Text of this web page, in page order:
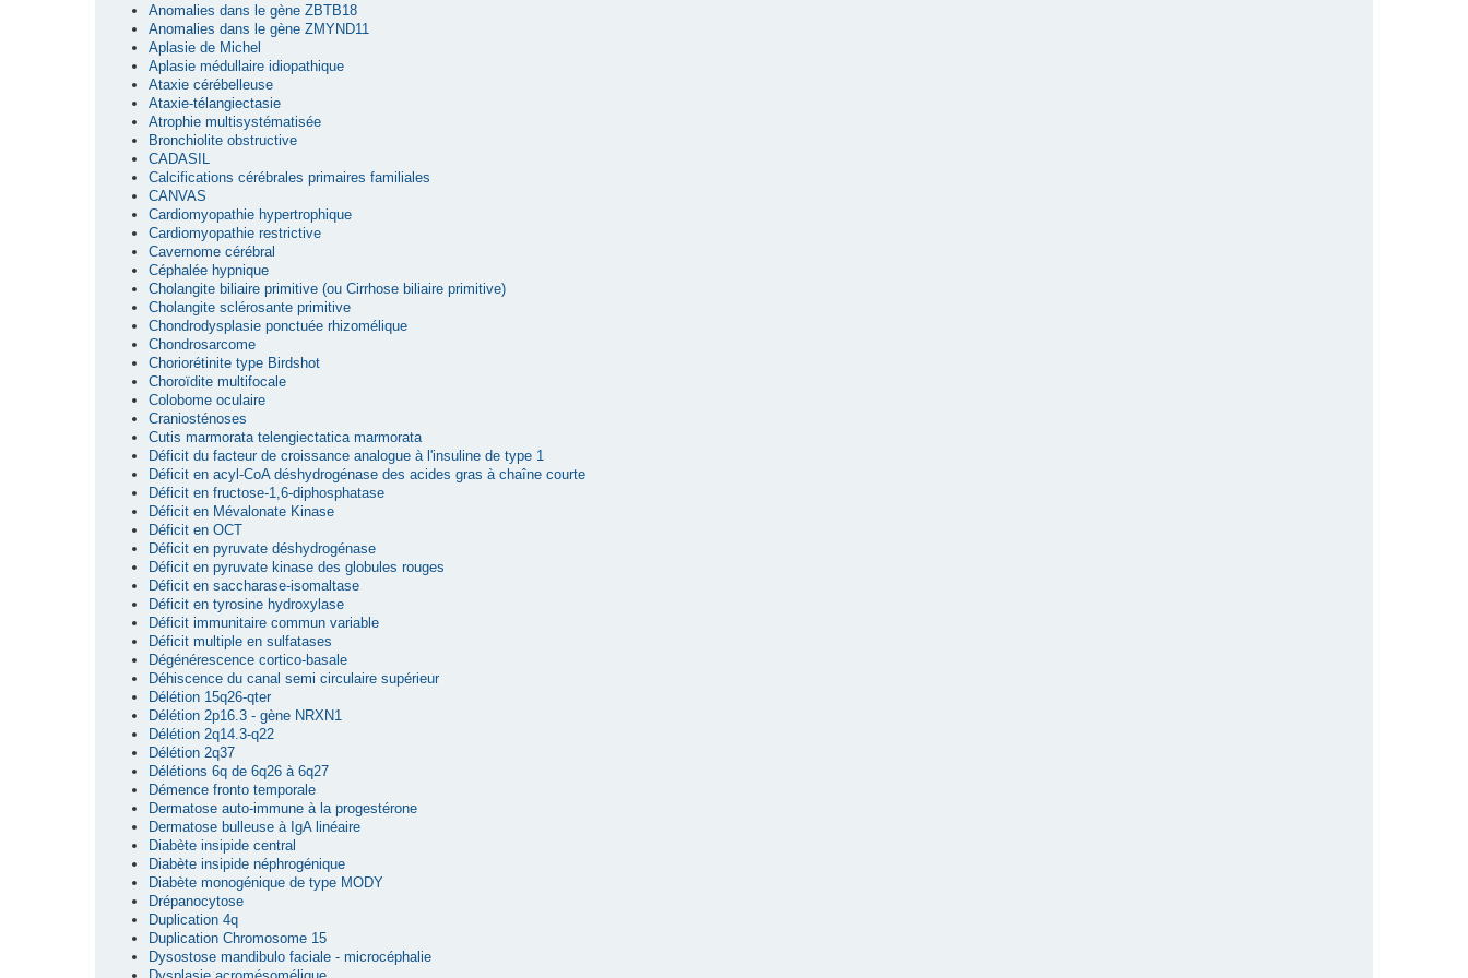
Anomalies dans le gène ZBTB18
Anomalies dans le gène ZMYND11
Aplasie de Michel
Aplasie médullaire idiopathique
Ataxie cérébelleuse
Ataxie-télangiectasie
Atrophie multisystématisée
Bronchiolite obstructive
CADASIL
Calcifications cérébrales primaires familiales
CANVAS
Cardiomyopathie hypertrophique
Cardiomyopathie restrictive
Cavernome cérébral
Céphalée hypnique
Cholangite biliaire primitive (ou Cirrhose biliaire primitive)
Cholangite sclérosante primitive
Chondrodysplasie ponctuée rhizomélique
Chondrosarcome
Choriorétinite type Birdshot
Choroïdite multifocale
Colobome oculaire
Craniosténoses
Cutis marmorata telengiectatica marmorata
Déficit du facteur de croissance analogue à l'insuline de type 1
Déficit en acyl-CoA déshydrogénase des acides gras à chaîne courte
Déficit en fructose-1,6-diphosphatase
Déficit en Mévalonate Kinase
Déficit en OCT
Déficit en pyruvate déshydrogénase
Déficit en pyruvate kinase des globules rouges
Déficit en saccharase-isomaltase
Déficit en tyrosine hydroxylase
Déficit immunitaire commun variable
Déficit multiple en sulfatases
Dégénérescence cortico-basale
Déhiscence du canal semi circulaire supérieur
Délétion 15q26-qter
Délétion 2p16.3 - gène NRXN1
Délétion 2q14.3-q22
Délétion 2q37
Délétions 6q de 6q26 à 6q27
Démence fronto temporale
Dermatose auto-immune à la progestérone
Dermatose bulleuse à IgA linéaire
Diabète insipide central
Diabète insipide néphrogénique
Diabète monogénique de type MODY
Drépanocytose
Duplication 4q
Duplication Chromosome 15
Dysostose mandibulo faciale - microcéphalie